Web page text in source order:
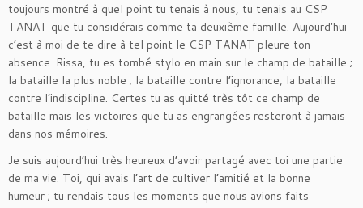
toujours montré à quel point tu tenais à nous, tu tenais au CSP
TANAT que tu considérais comme ta deuxième famille. Aujourd’hui
c’est à moi de te dire à tel point le CSP TANAT pleure ton
absence. Rissa, tu es tombé stylo en main sur le champ de bataille ;
la bataille la plus noble ; la bataille contre l’ignorance, la bataille
contre l’indiscipline. Certes tu as quitté très tôt ce champ de
bataille mais les victoires que tu as engrangées resteront à jamais
dans nos mémoires.
Je suis aujourd’hui très heureux d’avoir partagé avec toi une partie
de ma vie. Toi, qui avais l’art de cultiver l’amitié et la bonne
humeur ; tu rendais tous les moments que nous avions faits